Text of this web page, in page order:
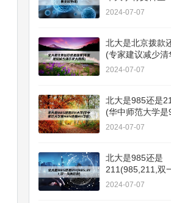
2024-07-07
北大是北京拨款
(专家建议减少清
拨款)
2024-07-07
北大是985还是
(华中师范大学是
211学校)
2024-07-07
北大是985还是
211(985,211,双
别)
2024-07-07